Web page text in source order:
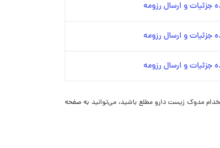
جزئیات و ارسال رزومه
جزئیات و ارسال رزومه
جزئیات و ارسال رزومه
استخدام مدوک زیست دارو مطلع باشید، می‌توانید به صفحه